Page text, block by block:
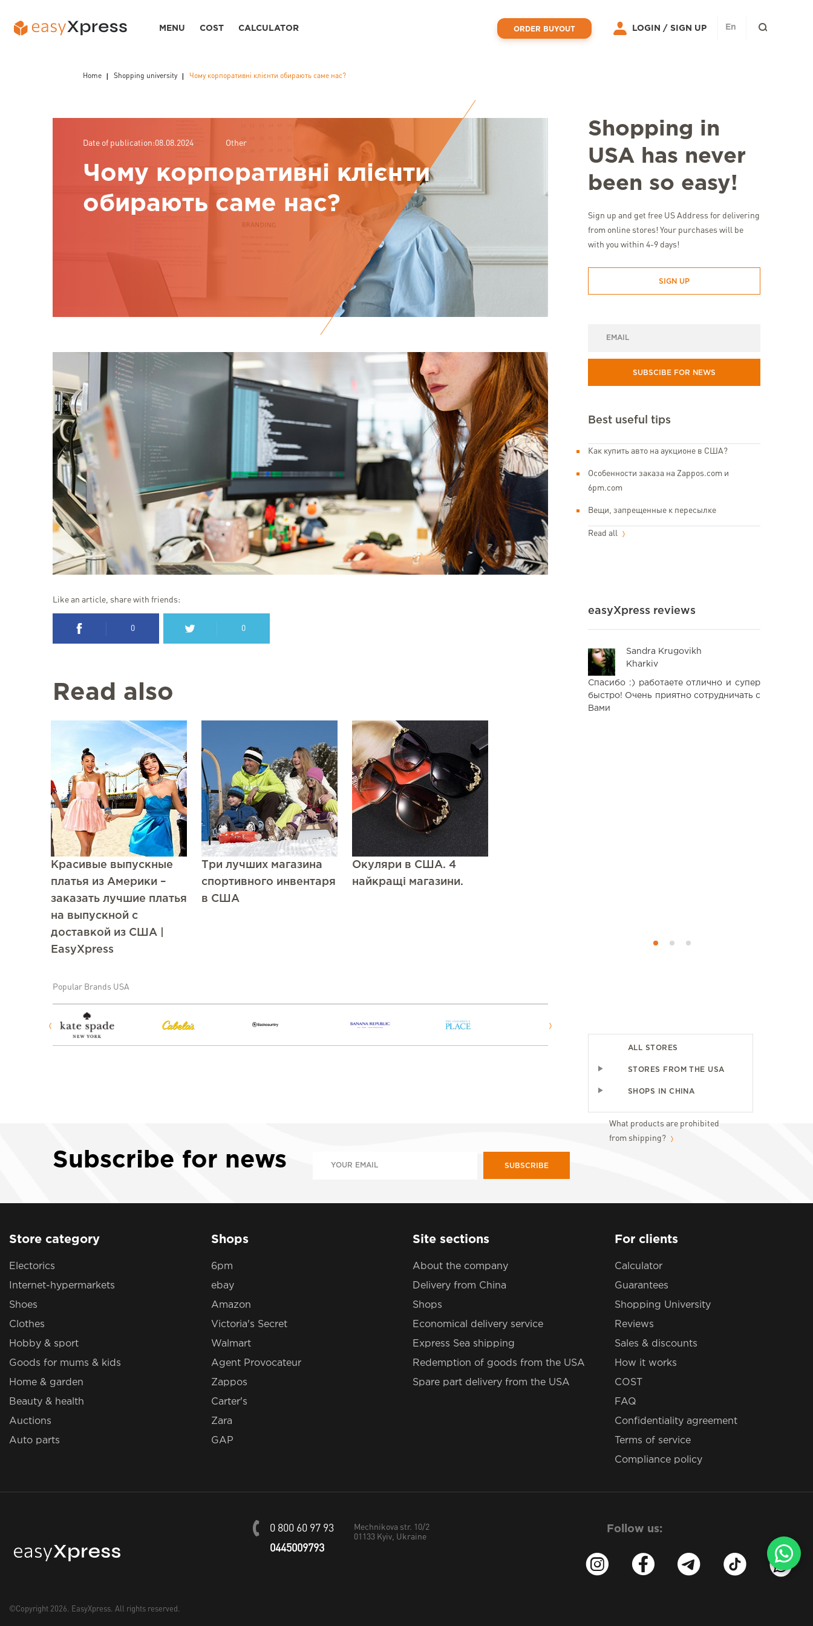
Home Shopping university Чому корпоративні клієнти обирають саме нас?
Date of publication:08.08.2024 Other
Чому корпоративні клієнти
обирають саме нас?
Like an article, share with friends:
0 0
Read also
Красивые выпускные
платья из Америки –
заказать лучшие платья
на выпускной с
доставкой из США |
EasyXpress
Три лучших магазина
спортивного инвентаря
в США
Окуляри в США. 4
найкращі магазини.
Popular Brands USA
Shopping in
USA has never
been so easy!
Sign up and get free US Address for delivering
from online stores! Your purchases will be
with you within 4-9 days!
SIGN UP
SUBSCIBE FOR NEWS
Best useful tips
Как купить авто на аукционе в США?
Особенности заказа на Zappos.com и
6pm.com
Вещи, запрещенные к пересылке
Read all
easyXpress reviews
відзначити стабільно високий рівень
обслуговування та зручність у
користуванні сервісом.Всі посилки
доставляються вчасно, ретельно
запаковані та без жодних пошкоджень.
Відзначу також чудову службу
турботи: будь-які питання
вирішуються швидко, професійно і з
максимальним комфортом для
клієнтаЗа весь час співпраці виникло,
можливо, два-три спірні моменти, але
кожного разу питання вирішувались у
раз підтверджує високий рівень
Sandra Krugovikh
Kharkiv
Спасибо :) работаете отлично и супер
быстро! Очень приятно сотрудничать с
Вами
ALL STORES
STORES FROM THE USA
SHOPS IN CHINA
What products are prohibited
from shipping?
Subscribe for news SUBSCRIBE
MENU COST CALCULATOR ORDER BUYOUT LOGIN / SIGN UP En
Store category
Electorics
Internet-hypermarkets
Shoes
Clothes
Hobby & sport
Goods for mums & kids
Home & garden
Beauty & health
Auctions
Auto parts
Shops
6pm
ebay
Amazon
Victoria's Secret
Walmart
Agent Provocateur
Zappos
Carter's
Zara
GAP
Site sections
About the company
Delivery from China
Shops
Economical delivery service
Express Sea shipping
Redemption of goods from the USA
Spare part delivery from the USA
For clients
Calculator
Guarantees
Shopping University
Reviews
Sales & discounts
How it works
COST
FAQ
Confidentiality agreement
Terms of service
Compliance policy
0 800 60 97 93
0445009793
Mechnikova str. 10/2
01133 Kyiv, Ukraine
Follow us:
©Copyright 2026. EasyXpress. All rights reserved.